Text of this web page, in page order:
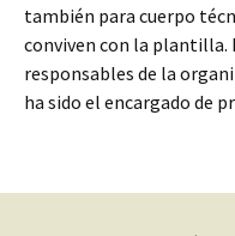
también para cuerpo
conviven con la plantilla.
responsables de la
ha sido el encargado de